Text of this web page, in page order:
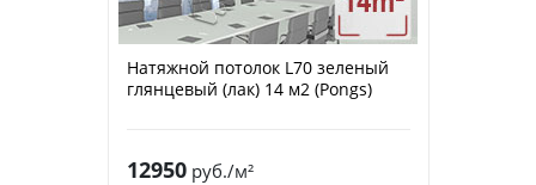
Натяжной потолок L70 зеленый
глянцевый (лак) 14 м2 (Pongs)
12950руб./м²